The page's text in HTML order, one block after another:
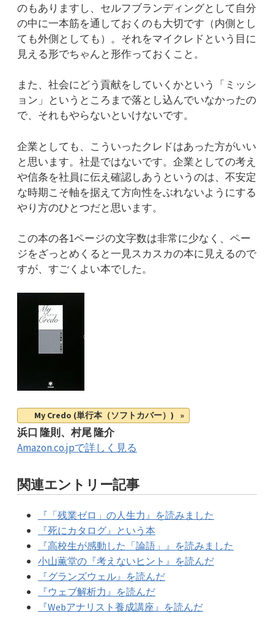
のもありますし、セルフブランディングとして自分
の中に一本筋を通しておくのも大切です（内側とし
ても外側としても）。それをマイクレドという目に
見える形でちゃんと形作っておくこと。
また、社会にどう貢献をしていくかという「ミッシ
ョン」というところまで落とし込んでいなかったの
で、それもやらないといけないです。
企業としても、こういったクレドはあった方がいい
と思います。社是ではないです。企業としての考え
や信条を社員に伝え確認しあうというのは、不安定
な時期こそ軸を据えて方向性をぶれないようにする
やり方のひとつだと思います。
この本の各1ページの文字数は非常に少なく、ペー
ジをざっとめくると一見スカスカの本に見えるので
すが、すごくよい本でした。
My Credo (単行本（ソフトカバー）)
浜口 隆則、村尾 隆介
Amazon.co.jpで詳しく見る
関連エントリー記事
『「残業ゼロ」の人生力』を読みました
『死にカタログ』という本
『高校生が感動した「論語」』を読みました
小山薫堂の『考えないヒント』を読んだ
『グランズウェル』を読んだ
『ウェブ解析力』を読んだ
『Webアナリスト養成講座』を読んだ